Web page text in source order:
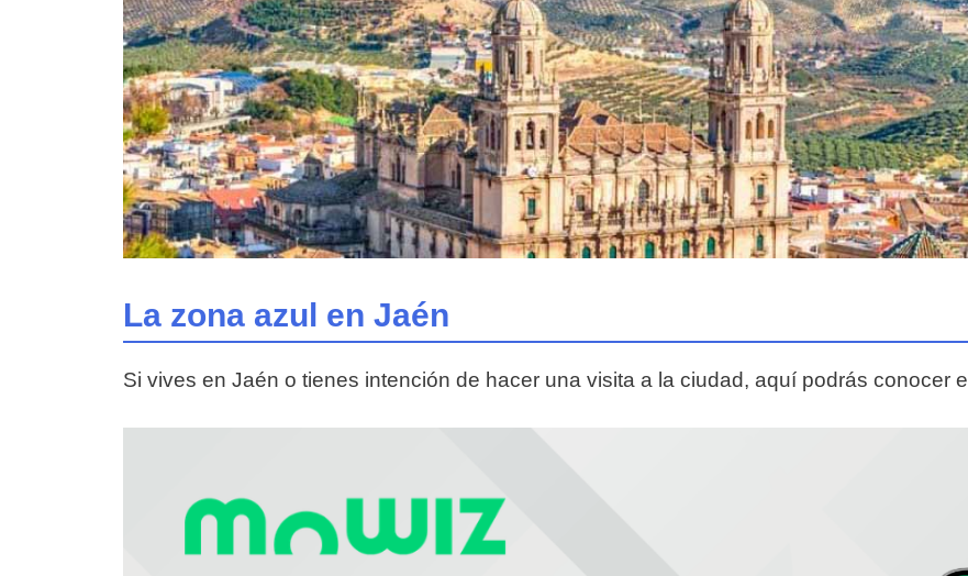
La zona azul en Jaén
Si vives en Jaén o tienes intención de hacer una visita a la ciudad, aquí podrás conocer el